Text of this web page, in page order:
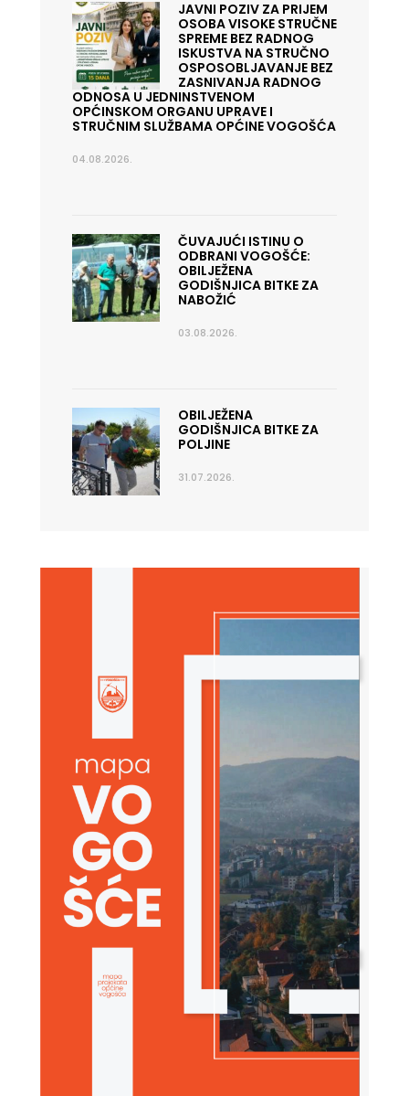
JAVNI POZIV ZA PRIJEM
OSOBA VISOKE STRUČNE
SPREME BEZ RADNOG
ISKUSTVA NA STRUČNO
OSPOSOBLJAVANJE BEZ
ZASNIVANJA RADNOG
ODNOSA U JEDNINSTVENOM
OPĆINSKOM ORGANU UPRAVE I
STRUČNIM SLUŽBAMA OPĆINE VOGOŠĆA
04.08.2026.
ČUVAJUĆI ISTINU O
ODBRANI VOGOŠĆE:
OBILJEŽENA
GODIŠNJICA BITKE ZA
NABOŽIĆ
03.08.2026.
OBILJEŽENA
GODIŠNJICA BITKE ZA
POLJINE
31.07.2026.